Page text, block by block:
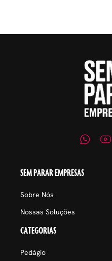
SEM PARAR EMPRESAS
Sobre Nós
Nossas Soluções
CATEGORIAS
Pedágio